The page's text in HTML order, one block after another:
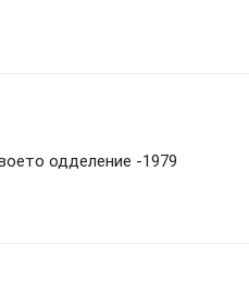
одделение -1979